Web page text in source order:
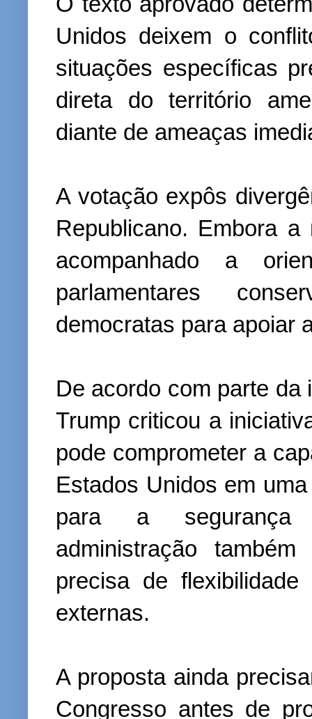
Unidos deixem o
situações específicas
direta do território
diante de ameaças
A votação expôs
Republicano. Embora
acompanhado a
parlamentares
democratas para apoiar
De acordo com parte da
Trump criticou a
pode comprometer a
Estados Unidos em
para a segurança
administração
precisa de
externas.
A proposta ainda
Congresso antes de